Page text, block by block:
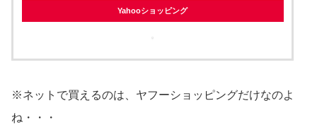
Yahooショッピング
※ネットで買えるのは、ヤフーショッピングだけなのよ
ね・・・